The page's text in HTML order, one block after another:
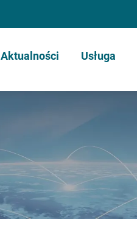
Aktualności Usługa